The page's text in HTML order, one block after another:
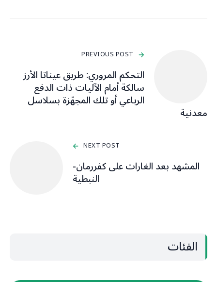
PREVIOUS POST
التحكم المروري: طريق عيناتا الأرز
سالكة أمام الآليات ذات الدفع
الرباعي أو تلك المجهّزة بسلاسل
معدنية
NEXT POST
المشهد بعد الغارات على كفررمان-
النبطية
الفئات